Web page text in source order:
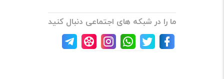
ما را در شبکه های اجتماعی دنبال کنید